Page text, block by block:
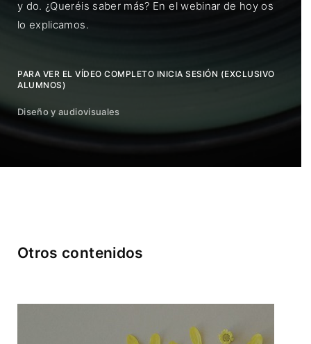
y do. ¿Queréis saber más? En el webinar de hoy os
lo explicamos.
PARA VER EL VÍDEO COMPLETO INICIA SESIÓN (EXCLUSIVO
ALUMNOS)
Diseño y audiovisuales
Otros contenidos